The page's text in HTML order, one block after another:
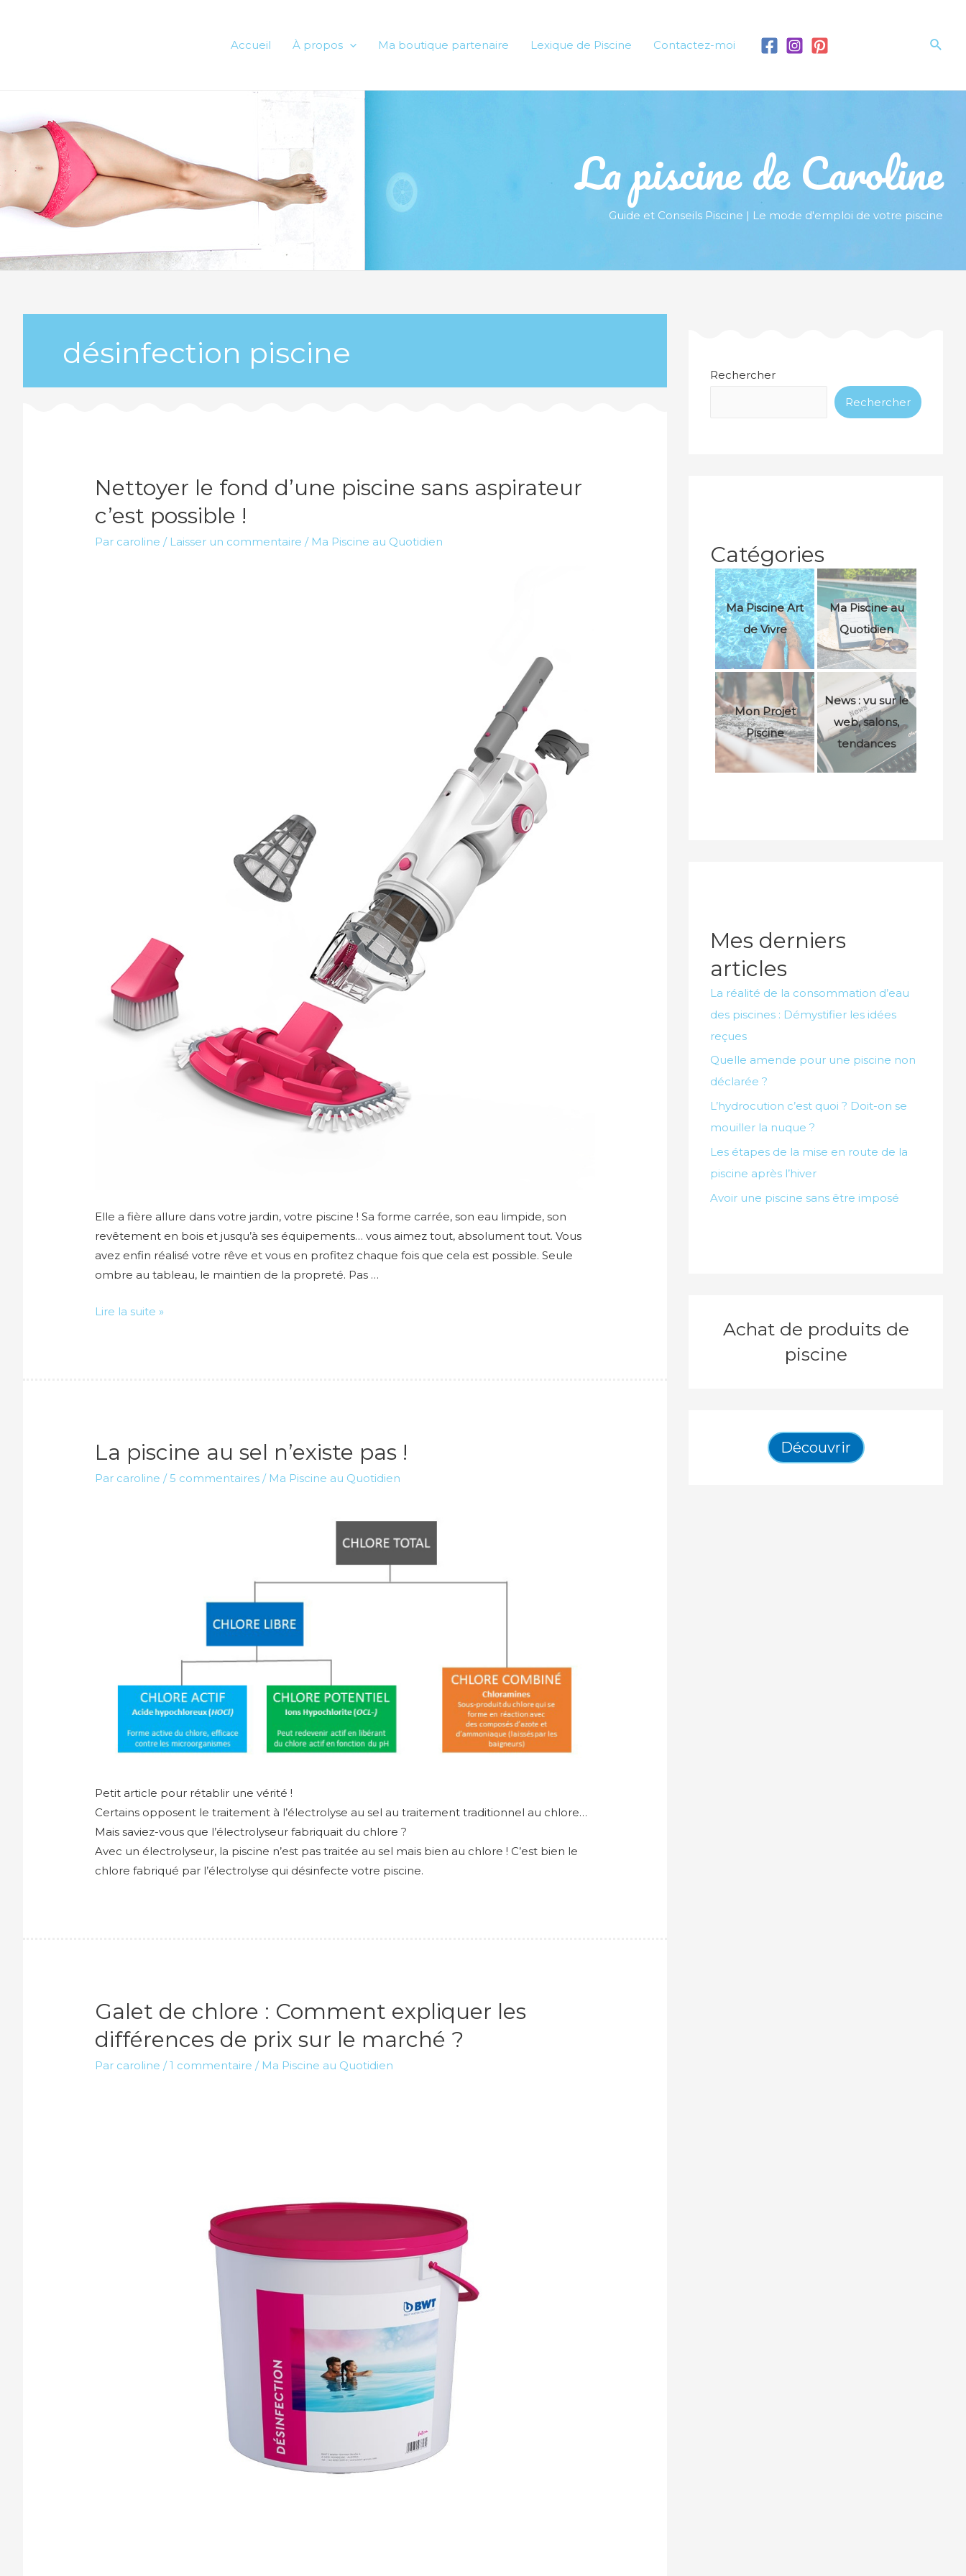
Accueil À propos Ma boutique partenaire Lexique de Piscine Contactez-moi
La piscine de Caroline
Guide et Conseils Piscine | Le mode d'emploi de votre piscine
désinfection piscine
Nettoyer le fond d’une piscine sans aspirateur
c’est possible !
Par caroline / Laisser un commentaire / Ma Piscine au Quotidien
Elle a fière allure dans votre jardin, votre piscine ! Sa forme carrée, son eau limpide, son
revêtement en bois et jusqu’à ses équipements… vous aimez tout, absolument tout. Vous
avez enfin réalisé votre rêve et vous en profitez chaque fois que cela est possible. Seule
ombre au tableau, le maintien de la propreté. Pas …
Nettoyer
c’est
possible
!
Lire la suite »
La piscine au sel n’existe pas !
Par caroline /5 commentaires / Ma Piscine au Quotidien
Petit article pour rétablir une vérité !
Certains opposent le traitement à l’électrolyse au sel au traitement traditionnel au chlore…
Mais saviez-vous que l’électrolyseur fabriquait du chlore ?
Avec un électrolyseur, la piscine n’est pas traitée au sel mais bien au chlore ! C’est bien le
chlore fabriqué par l’électrolyse qui désinfecte votre piscine.
Galet de chlore : Comment expliquer les
différences de prix sur le marché ?
Par caroline /1 commentaire / Ma Piscine au Quotidien
Rechercher
Rechercher
Catégories
Ma Piscine Art
de Vivre
Ma Piscine au
Quotidien
Mon Projet
Piscine
News : vu sur le
web, salons,
tendances
Mes derniers
articles
La réalité de la consommation d’eau
des piscines : Démystifier les idées
reçues
Quelle amende pour une piscine non
déclarée ?
L’hydrocution c’est quoi ? Doit-on se
mouiller la nuque ?
Les étapes de la mise en route de la
piscine après l’hiver
Avoir une piscine sans être imposé
Achat de produits de
piscine
Découvrir